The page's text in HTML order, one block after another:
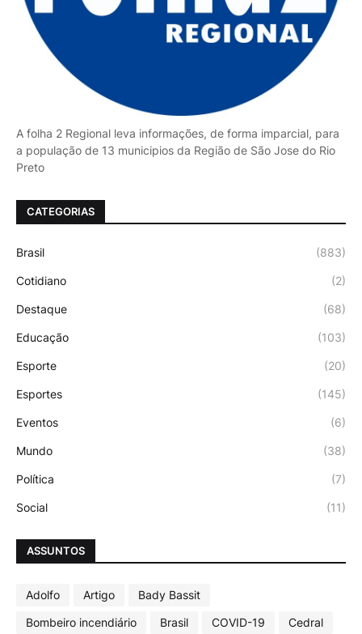
A folha 2 Regional leva informações, de forma imparcial, para
a população de 13 municipios da Região de São Jose do Rio
Preto
CATEGORIAS
Brasil (883)
Cotidiano (2)
Destaque (68)
Educação (103)
Esporte (20)
Esportes (145)
Eventos (6)
Mundo (38)
Política (7)
Social (11)
ASSUNTOS
Adolfo Artigo
Bady Bassit
Bombeiro incendiário
Brasil COVID-19
Cedral